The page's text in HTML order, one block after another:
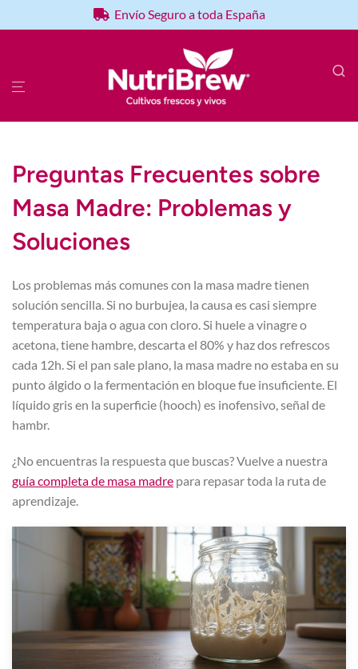
Envío Seguro a toda España
Preguntas Frecuentes sobre
Masa Madre: Problemas y
Soluciones
Los problemas más comunes con la masa madre tienen
solución sencilla. Si no burbujea, la causa es casi siempre
temperatura baja o agua con cloro. Si huele a vinagre o
acetona, tiene hambre, descarta el 80% y haz dos refrescos
cada 12h. Si el pan sale plano, la masa madre no estaba en su
punto álgido o la fermentación en bloque fue insuficiente. El
líquido gris en la superficie (hooch) es inofensivo, señal de
hambr.
¿No encuentras la respuesta que buscas? Vuelve a nuestra
guía completa de masa madre para repasar toda la ruta de
aprendizaje.